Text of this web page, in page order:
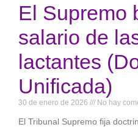
El Supremo
salario de
lactantes
Unificada)
30 de enero de 2026 No hay
El Tribunal Supremo fija